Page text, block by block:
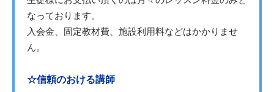
なっております。
入会金、固定教材費、施設利用料などはかかりませ
ん。
☆信頼のおける講師